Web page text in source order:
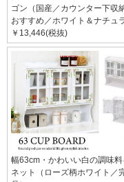
ゴン（国産／カウンター下収
おすすめ／ホワイト＆ナチュ
￥13,446(税抜)
幅63cm・かわいい白の調味
ネット（ローズ柄ホワイト／